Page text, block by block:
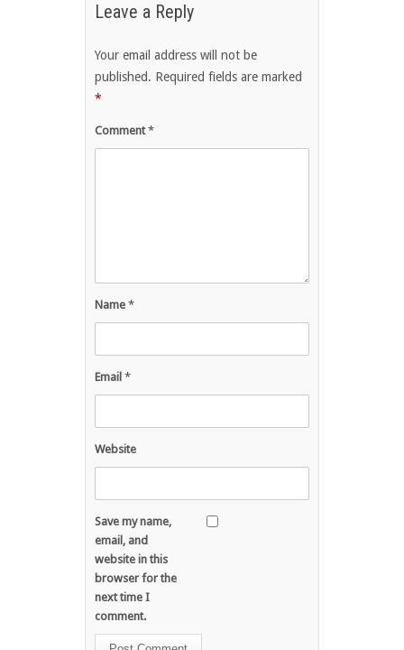
Leave a Reply
Your email address will not be
published. Required fields are marked
*
Comment*
Name *
Email *
Website
Save my name,
email, and
website in this
browser for the
next time I
comment.